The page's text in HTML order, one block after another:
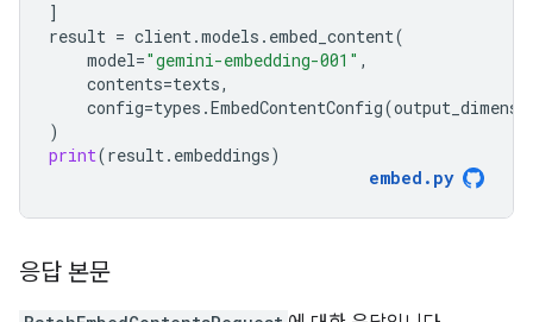
]
result = client.models . embed_content(
model="gemini-embedding-001" ,
contents=texts,
config=types .EmbedContentConfig(
)
print(result. embeddings)
embed . py
응답 본문